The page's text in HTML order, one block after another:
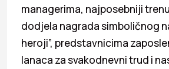
managerima, najposebniji
dodjela nagrada simboličnog
heroji”, predstavnicima
lanaca za svakodnevni trud i